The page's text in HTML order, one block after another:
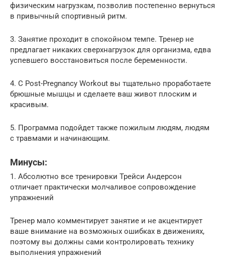
физическим нагрузкам, позволив постепенно вернуться
в привычный спортивный ритм.
3. Занятие проходит в спокойном темпе. Тренер не
предлагает никаких сверхнагрузок для организма, едва
успевшего восстановиться после беременности.
4. С Post-Pregnancy Workout вы тщательно проработаете
брюшные мышцы и сделаете ваш живот плоским и
красивым.
5. Программа подойдет также пожилым людям, людям
с травмами и начинающим.
Минусы:
1. Абсолютно все тренировки Трейси Андерсон
отличает практически молчаливое сопровождение
упражнений
Тренер мало комментирует занятие и не акцентирует
ваше внимание на возможных ошибках в движениях,
поэтому вы должны сами контролировать технику
выполнения упражнений